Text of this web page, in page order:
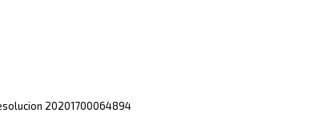
20201700064894